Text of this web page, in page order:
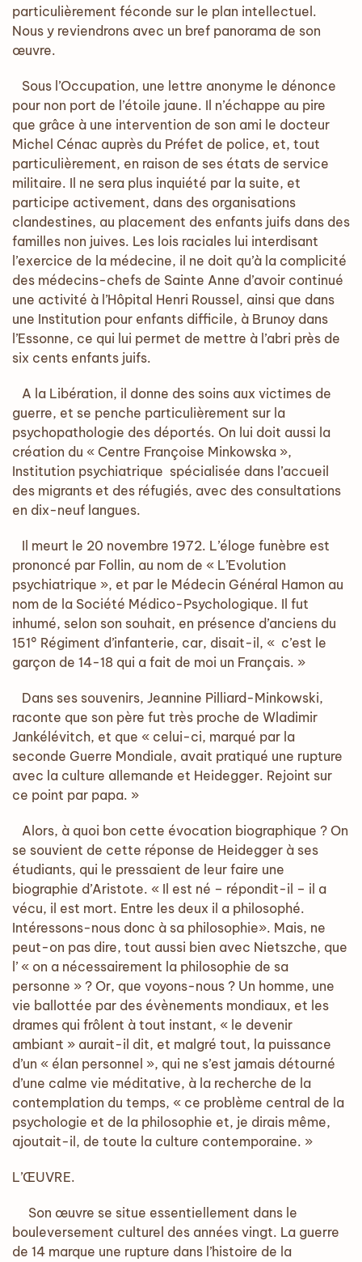
particulièrement féconde sur le plan intellectuel.
Nous y reviendrons avec un bref panorama de son
œuvre.
Sous l’Occupation, une lettre anonyme le dénonce
pour non port de l’étoile jaune. Il n’échappe au pire
que grâce à une intervention de son ami le docteur
Michel Cénac auprès du Préfet de police, et, tout
particulièrement, en raison de ses états de service
militaire. Il ne sera plus inquiété par la suite, et
participe activement, dans des organisations
clandestines, au placement des enfants juifs dans des
familles non juives. Les lois raciales lui interdisant
l’exercice de la médecine, il ne doit qu’à la complicité
des médecins-chefs de Sainte Anne d’avoir continué
une activité à l’Hôpital Henri Roussel, ainsi que dans
une Institution pour enfants difficile, à Brunoy dans
l’Essonne, ce qui lui permet de mettre à l’abri près de
six cents enfants juifs.
A la Libération, il donne des soins aux victimes de
guerre, et se penche particulièrement sur la
psychopathologie des déportés. On lui doit aussi la
création du « Centre Françoise Minkowska »,
Institution psychiatrique spécialisée dans l’accueil
des migrants et des réfugiés, avec des consultations
en dix-neuf langues.
Il meurt le 20 novembre 1972. L’éloge funèbre est
prononcé par Follin, au nom de « L’Evolution
psychiatrique », et par le Médecin Général Hamon au
nom de la Société Médico-Psychologique. Il fut
inhumé, selon son souhait, en présence d’anciens du
151° Régiment d’infanterie, car, disait-il, « c’est le
garçon de 14-18 qui a fait de moi un Français. »
Dans ses souvenirs, Jeannine Pilliard-Minkowski,
raconte que son père fut très proche de Wladimir
Jankélévitch, et que « celui-ci, marqué par la
seconde Guerre Mondiale, avait pratiqué une rupture
avec la culture allemande et Heidegger. Rejoint sur
ce point par papa. »
Alors, à quoi bon cette évocation biographique ? On
se souvient de cette réponse de Heidegger à ses
étudiants, qui le pressaient de leur faire une
biographie d’Aristote. « Il est né – répondit-il – il a
vécu, il est mort. Entre les deux il a philosophé.
Intéressons-nous donc à sa philosophie». Mais, ne
peut-on pas dire, tout aussi bien avec Nietszche, que
l’ « on a nécessairement la philosophie de sa
personne » ? Or, que voyons-nous ? Un homme, une
vie ballottée par des évènements mondiaux, et les
drames qui frôlent à tout instant, « le devenir
ambiant » aurait-il dit, et malgré tout, la puissance
d’un « élan personnel », qui ne s’est jamais détourné
d’une calme vie méditative, à la recherche de la
contemplation du temps, « ce problème central de la
psychologie et de la philosophie et, je dirais même,
ajoutait-il, de toute la culture contemporaine. »
L’ŒUVRE.
Son œuvre se situe essentiellement dans le
bouleversement culturel des années vingt. La guerre
de 14 marque une rupture dans l’histoire de la